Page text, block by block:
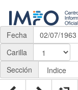
Fecha
Carilla
Sección